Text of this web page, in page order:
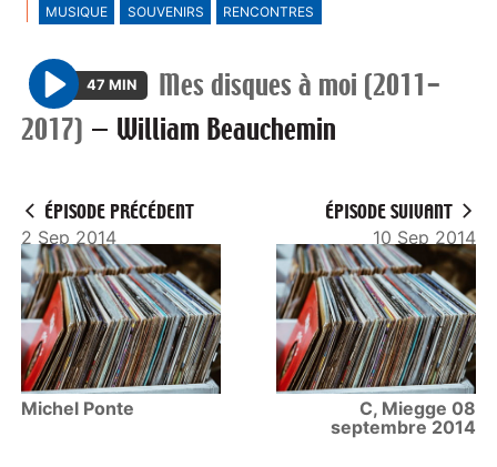
MUSIQUE SOUVENIRS RENCONTRES
P
l
47 MIN
Mes disques à moi (2011-
2017) — William Beauchemin
ÉPISODE PRÉCÉDENT
2 Sep 2014
Michel Ponte
ÉPISODE SUIVANT
10 Sep 2014
C, Miegge 08
septembre 2014